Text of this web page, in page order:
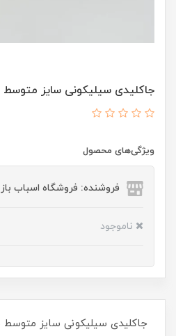
جاکلیدی سیلیکونی سایز متوسط
ویژگی‌های محصول
فروشنده: فروشگاه اسباب
ناموجود
جاکلیدی سیلیکونی سایز متوسط